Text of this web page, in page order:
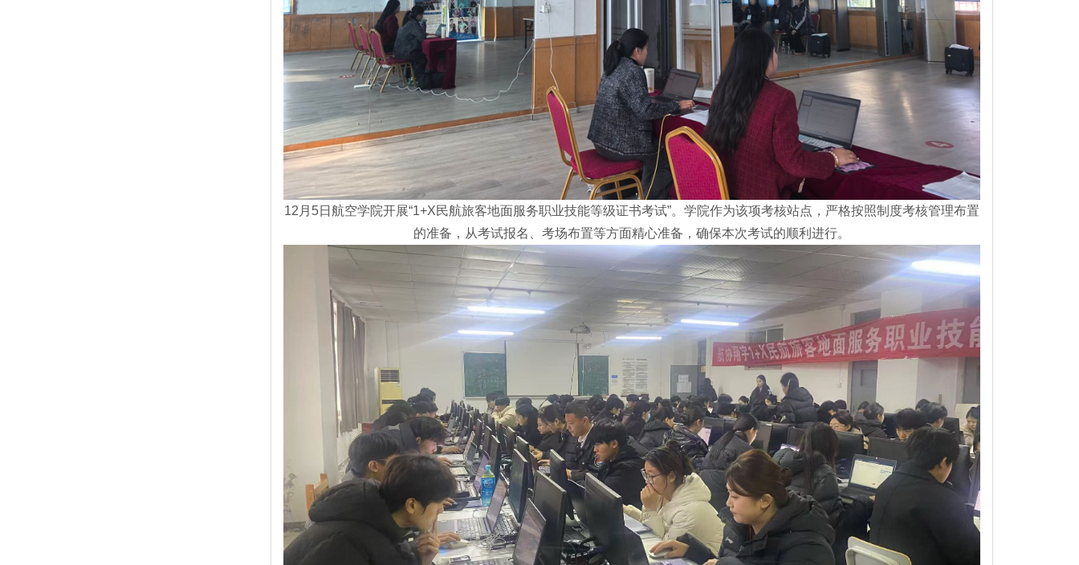
12月5日航空学院开展“1+X民航旅客地面服务职业技能等级证书考试”。学院作为该项考核站点，严格按照制度考核管理布置
的准备，从考试报名、考场布置等方面精心准备，确保本次考试的顺利进行。